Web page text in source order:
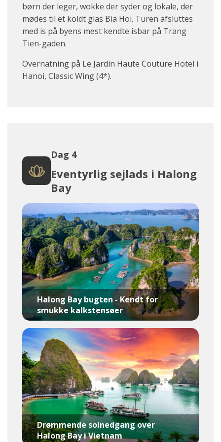
børn der leger, wokke der syder og lokale, der
mødes til et koldt glas Bia Hoi. Turen afsluttes
med is på byens mest kendte isbar på Trang
Tien-gaden.
Overnatning på Le Jardin Haute Couture Hotel i
Hanoi, Classic Wing (4*).
Dag 4
Eventyrlig sejlads i Halong
Bay
Halong Bay bugten - Kendt for
smukke kalkstensøer
Drømmende solnedgang over
Halong Bay i Vietnam